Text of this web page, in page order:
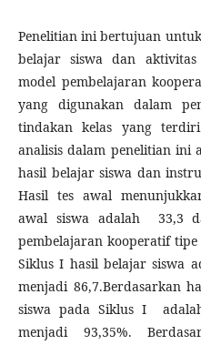
Penelitian ini bertujuan
belajar siswa dan aktivitas
model pembelajaran
yang digunakan dalam
tindakan kelas yang
analisis dalam penelitian ini
hasil belajar siswa dan
Hasil tes awal
awal siswa adalah 33,3
pembelajaran kooperatif
Siklus I hasil belajar siswa
menjadi 86,7.Berdasarkan
siswa pada Siklus I
menjadi 93,35%.